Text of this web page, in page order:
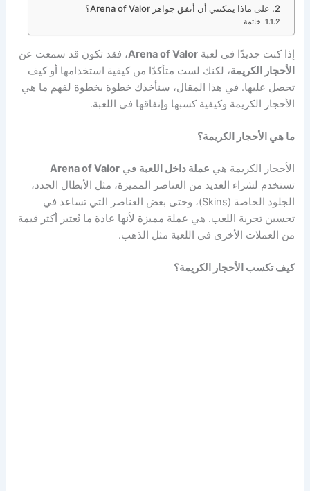
على ماذا يمكنني أن أنفق جواهر Arena of Valor؟
خاتمة
إذا كنت جديدًا في لعبةArena of Valor، فقد تكون قد سمعت عن
الأحجار الكريمة، لكنك لست متأكدًا من كيفية استخدامها أو كيف
تحصل عليها. في هذا المقال، سنأخذك خطوة بخطوة لفهم ما هي
الأحجار الكريمة وكيفية كسبها وإنفاقها في اللعبة.
ما هي الأحجار الكريمة؟
الأحجار الكريمة هي عملة داخل اللعبة فيArena of Valor
تستخدم لشراء العديد من العناصر المميزة، مثل الأبطال الجدد،
الجلود الخاصة (Skins)، وحتى بعض العناصر التي تساعد في
تحسين تجربة اللعب. هي عملة مميزة لأنها عادة ما تُعتبر أكثر قيمة
من العملات الأخرى في اللعبة مثل الذهب.
كيف تكسب الأحجار الكريمة؟